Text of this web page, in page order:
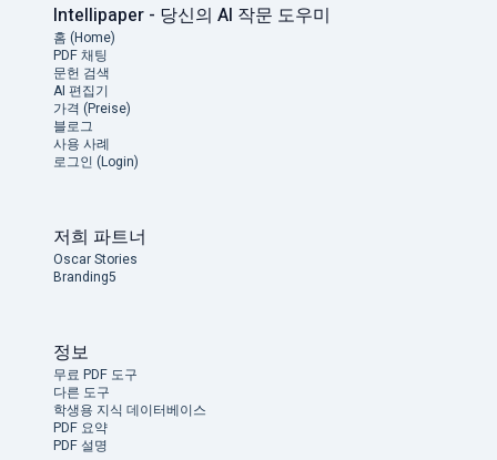
Intellipaper - 당신의 AI 작문 도우미
홈 (Home)
PDF 채팅
문헌 검색
AI 편집기
가격 (Preise)
블로그
사용 사례
로그인 (Login)
저희 파트너
Oscar Stories
Branding5
정보
무료 PDF 도구
다른 도구
학생용 지식 데이터베이스
PDF 요약
PDF 설명